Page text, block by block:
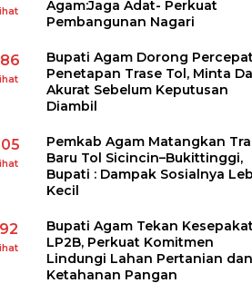
Agam:Jaga Adat- Perkuat
Pembangunan Nagari
Bupati Agam Dorong
Penetapan Trase Tol, Minta
Akurat Sebelum Keputusan
Diambil
Pemkab Agam Matangkan
Baru Tol Sicincin–Bukittinggi,
Bupati : Dampak Sosialnya
Kecil
Bupati Agam Tekan
LP2B, Perkuat Komitmen
Lindungi Lahan Pertanian dan
Ketahanan Pangan